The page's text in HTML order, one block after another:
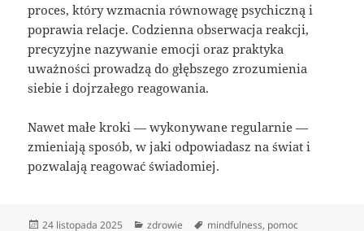
proces, który wzmacnia równowagę psychiczną i
poprawia relacje. Codzienna obserwacja reakcji,
precyzyjne nazywanie emocji oraz praktyka
uważności prowadzą do głębszego zrozumienia
siebie i dojrzałego reagowania.
Nawet małe kroki — wykonywane regularnie —
zmieniają sposób, w jaki odpowiadasz na świat i
pozwalają reagować świadomiej.
Data
24 listopada 2025 Kategorie
zdrowie Tagi
mindfulness, pomoc